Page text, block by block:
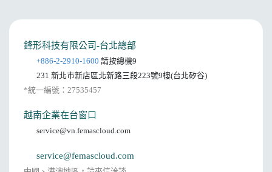
鋒形科技有限公司-台北總部
+886-2-2910-1600 請按總機9
231 新北市新店區北新路三段223號9樓(台北矽谷)
*統一編號：27535457
越南企業在台窗口
service@vn.femascloud.com
service@femascloud.com